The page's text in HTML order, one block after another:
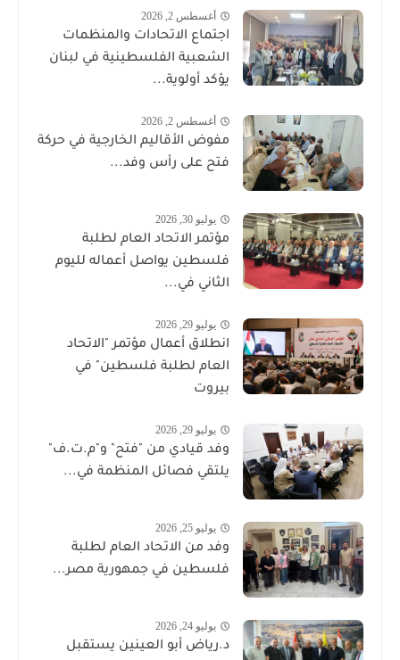
أغسطس 2, 2026
اجتماع الاتحادات والمنظمات
الشعبية الفلسطينية في لبنان
يؤكد أولوية...
أغسطس 2, 2026
مفوض الأقاليم الخارجية في حركة
فتح على رأس وفد...
يوليو 30, 2026
مؤتمر الاتحاد العام لطلبة
فلسطين يواصل أعماله لليوم
الثاني في...
يوليو 29, 2026
انطلاق أعمال مؤتمر "الاتحاد
العام لطلبة فلسطين" في
بيروت
يوليو 29, 2026
وفد قيادي من "فتح" و"م.ت.ف"
يلتقي فصائل المنظمة في...
يوليو 25, 2026
وفد من الاتحاد العام لطلبة
فلسطين في جمهورية مصر...
يوليو 24, 2026
د.رياض أبو العينين يستقبل